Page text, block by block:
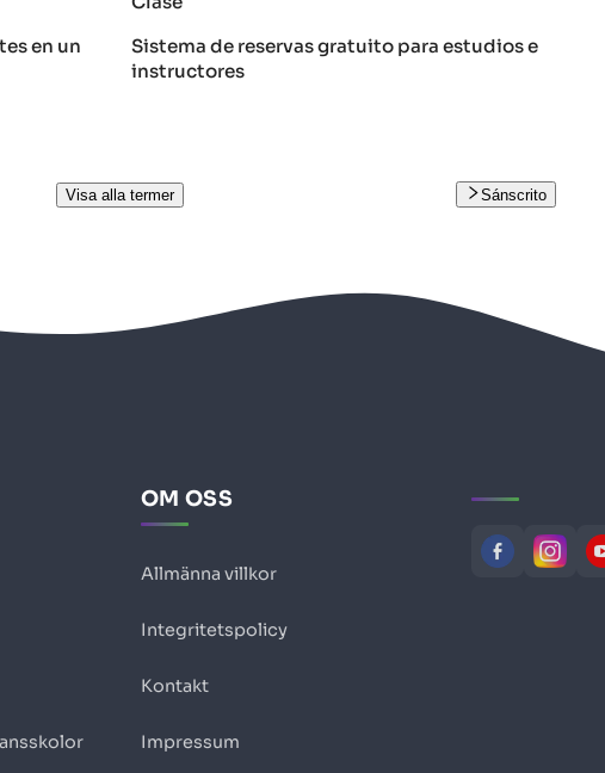
en un
Sistema de reservas gratuito para estudios e
instructores
Visa alla termer Sánscrito
OM OSS
Allmänna villkor
Integritetspolicy
Kontakt
Impressum